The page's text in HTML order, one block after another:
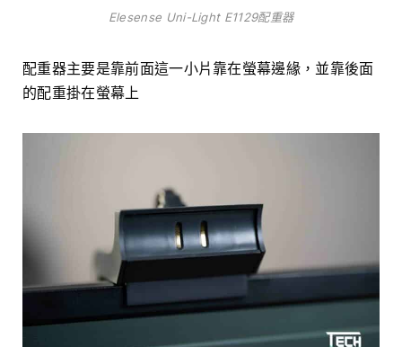
Elesense Uni-Light E1129配重器
配重器主要是靠前面這一小片靠在螢幕邊緣，並靠後面
的配重掛在螢幕上